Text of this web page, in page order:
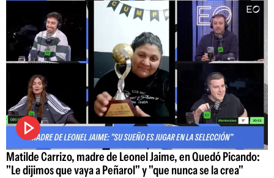
Matilde Carrizo, madre de Leonel Jaime, en Quedó Picando:
"Le dijimos que vaya a Peñarol" y "que nunca se la crea"